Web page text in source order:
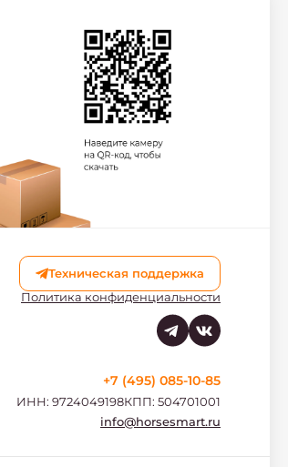
Техническая поддержка
Политика конфиденциальности
+7 (495) 085-10-85
ИНН: 9724049198КПП: 504701001
info@horsesmart.ru